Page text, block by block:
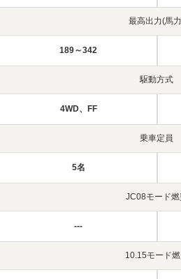
最高出力(馬
189～342
駆動方式
4WD、FF
乗車定員
5名
JC08モード燃
---
10.15モード